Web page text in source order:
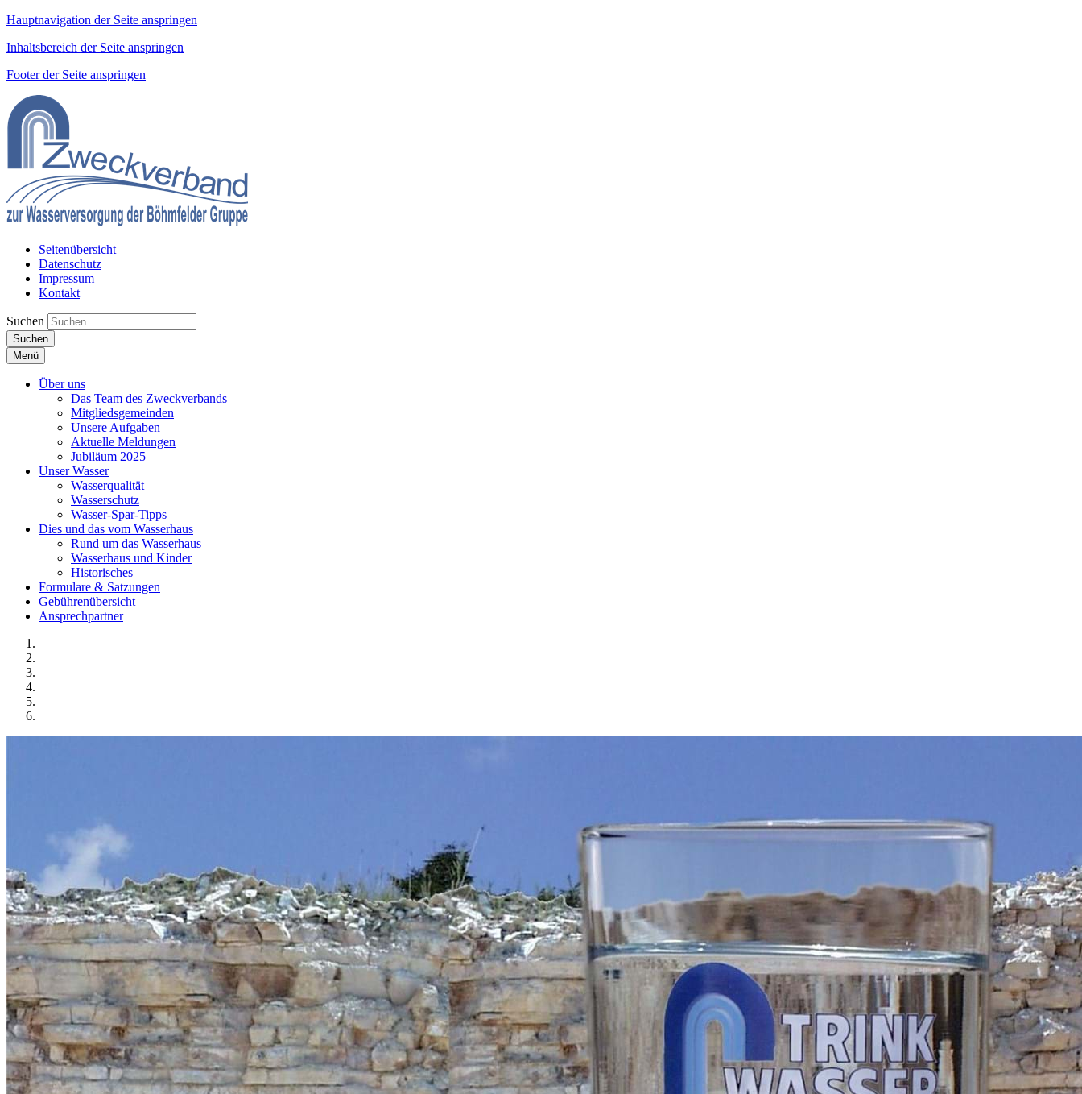
Hauptnavigation der Seite anspringen
Inhaltsbereich der Seite anspringen
Footer der Seite anspringen
Seitenübersicht
Datenschutz
Impressum
Kontakt
Suchen
Suchen
Menü
Über uns
Das Team des Zweckverbands
Mitgliedsgemeinden
Unsere Aufgaben
Aktuelle Meldungen
Jubiläum 2025
Unser Wasser
Wasserqualität
Wasserschutz
Wasser-Spar-Tipps
Dies und das vom Wasserhaus
Rund um das Wasserhaus
Wasserhaus und Kinder
Historisches
Formulare & Satzungen
Gebührenübersicht
Ansprechpartner